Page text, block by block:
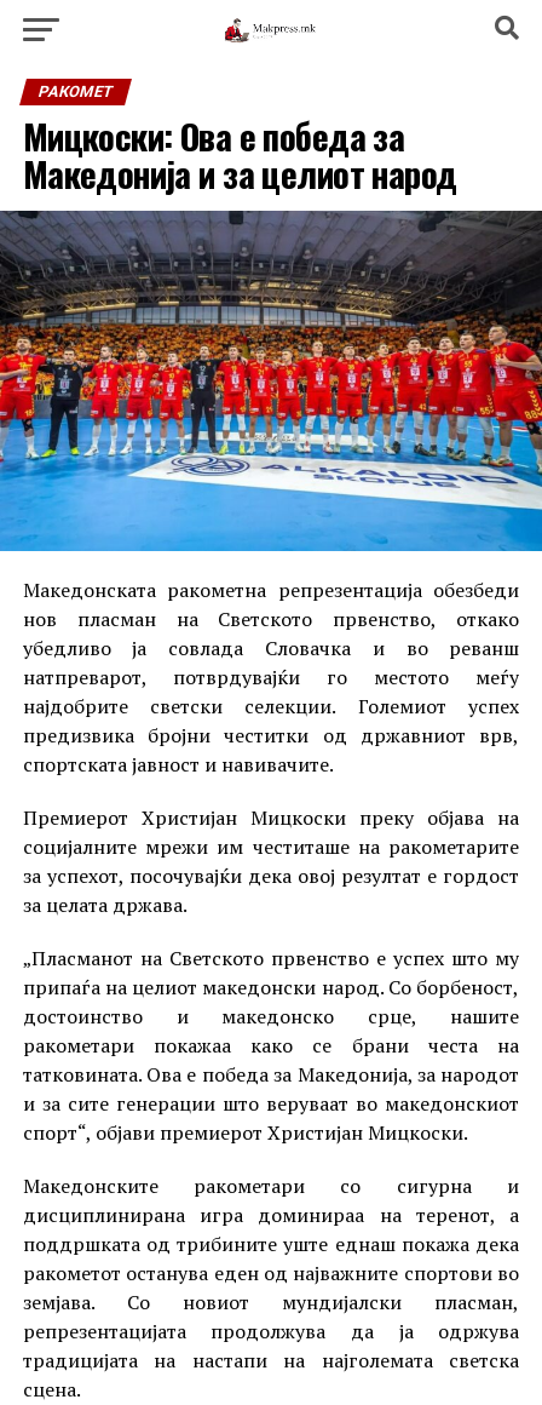
РАКОМЕТ
Мицкоски: Ова е победа за
Македонија и за целиот народ
Македонската ракометна репрезентација обезбеди
нов пласман на Светското првенство, откако
убедливо ја совлада Словачка и во реванш
натпреварот, потврдувајќи го местото меѓу
најдобрите светски селекции. Големиот успех
предизвика бројни честитки од државниот врв,
спортската јавност и навивачите.
Премиерот Христијан Мицкоски преку објава на
социјалните мрежи им честиташе на ракометарите
за успехот, посочувајќи дека овој резултат е гордост
за целата држава.
„Пласманот на Светското првенство е успех што му
припаѓа на целиот македонски народ. Со борбеност,
достоинство и македонско срце, нашите
ракометари покажаа како се брани честа на
татковината. Ова е победа за Македонија, за народот
и за сите генерации што веруваат во македонскиот
спорт“, објави премиерот Христијан Мицкоски.
Македонските ракометари со сигурна и
дисциплинирана игра доминираа на теренот, а
поддршката од трибините уште еднаш покажа дека
ракометот останува еден од најважните спортови во
земјава. Со новиот мундијалски пласман,
репрезентацијата продолжува да ја одржува
традицијата на настапи на најголемата светска
сцена.